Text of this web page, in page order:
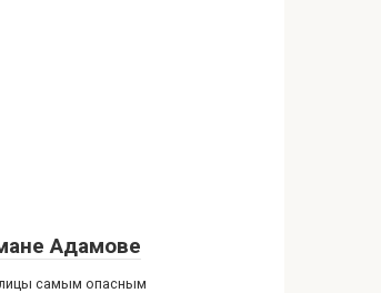
Адамове
самым опасным